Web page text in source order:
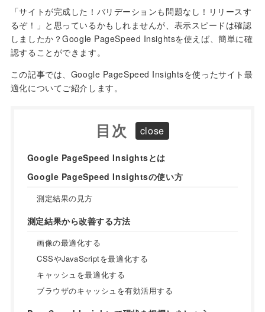
「サイトが完成した！バリデーションも問題なし！リリースす
るぞ！」と思っているかもしれませんが、表示スピードは確認
しましたか？Google PageSpeed Insightsを使えば、簡単に確
認することができます。
この記事では、Google PageSpeed Insightsを使ったサイト最
適化についてご紹介します。
目次
Google PageSpeed Insightsとは
Google PageSpeed Insightsの使い方
測定結果の見方
測定結果から改善する方法
画像の最適化する
CSSやJavaScriptを最適化する
キャッシュを最適化する
ブラウザのキャッシュを有効活用する